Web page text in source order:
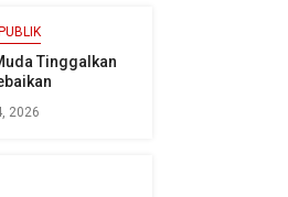
Tinggalkan
2026